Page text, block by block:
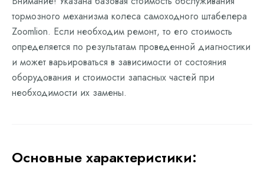
тормозного механизма колеса самоходного штабелера
Zoomlion. Если необходим ремонт, то его стоимость
определяется по результатам проведенной диагностики
и может варьироваться в зависимости от состояния
оборудования и стоимости запасных частей при
необходимости их замены.
Основные характеристики: